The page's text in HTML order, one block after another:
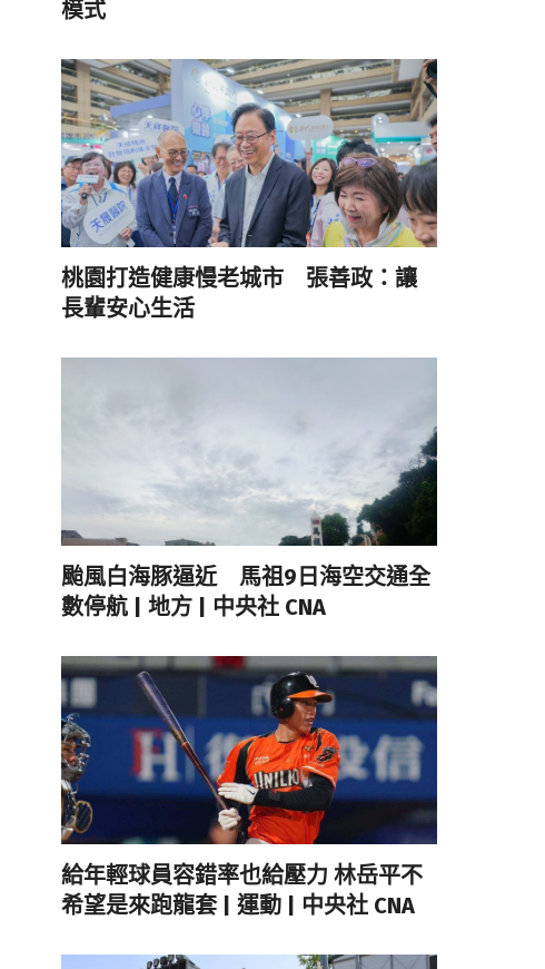
模式
桃園打造健康慢老城市 張善政：讓
長輩安心生活
颱風白海豚逼近 馬祖9日海空交通全
數停航 | 地方 | 中央社 CNA
給年輕球員容錯率也給壓力 林岳平不
希望是來跑龍套 | 運動 | 中央社 CNA